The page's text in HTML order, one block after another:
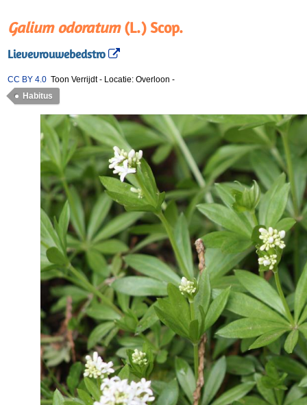
Galium odoratum(L.) Scop.
Lievevrouwebedstro
CC BY 4.0 Toon Verrijdt- Locatie: Overloon -
Habitus